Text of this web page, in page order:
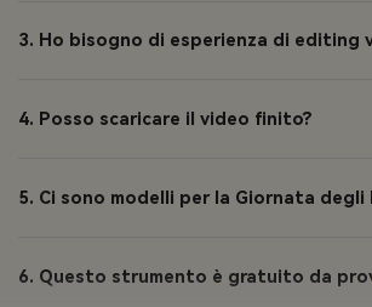
3. Ho bisogno di esperienza di editing
4. Posso scaricare il video finito?
5. Ci sono modelli per la Giornata degli
6. Questo strumento è gratuito da